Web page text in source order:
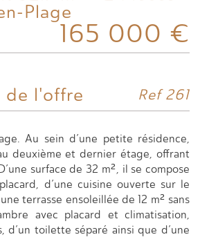
Plage
165 000 €
de l'offre Ref 261
Au sein d’une petite résidence,
deuxième et dernier étage, offrant
surface de 32 m², il se compose
d’une cuisine ouverte sur le
terrasse ensoleillée de 12 m² sans
avec placard et climatisation,
d’un toilette séparé ainsi que d’une